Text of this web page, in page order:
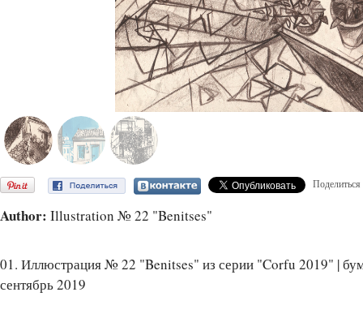
Поделиться
Author: Illustration № 22 "Benitses"
01. Иллюстрация № 22 "Benitses" из серии "Corfu 2019" |
сентябрь 2019